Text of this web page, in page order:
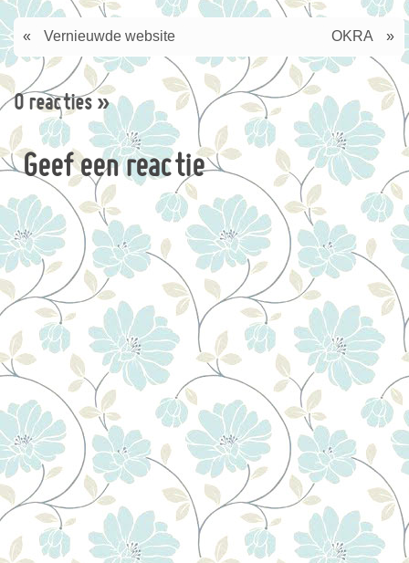
OKRA »
« Vernieuwde website
0 reacties »
Geef een reactie